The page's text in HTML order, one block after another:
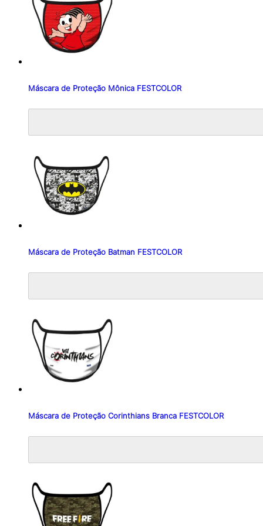
Máscara de Proteção Mônica FESTCOLOR
Máscara de Proteção Batman FESTCOLOR
Máscara de Proteção Corinthians Branca FESTCOLOR